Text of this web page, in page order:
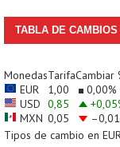
TABLA DE CAMBIOS
MonedasTarifaCambiar
EUR
1,00 0,00%
USD 0,85 +0,05
MXN 0,05 –0,01
Tipos de cambio en